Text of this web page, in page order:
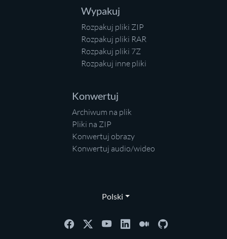
Wypakuj
Rozpakuj pliki ZIP
Rozpakuj pliki RAR
Rozpakuj pliki 7Z
Rozpakuj inne pliki
Konwertuj
Archiwum na plik
Pliki na ZIP
Konwertuj obrazy
Konwertuj audio/wideo
Polski